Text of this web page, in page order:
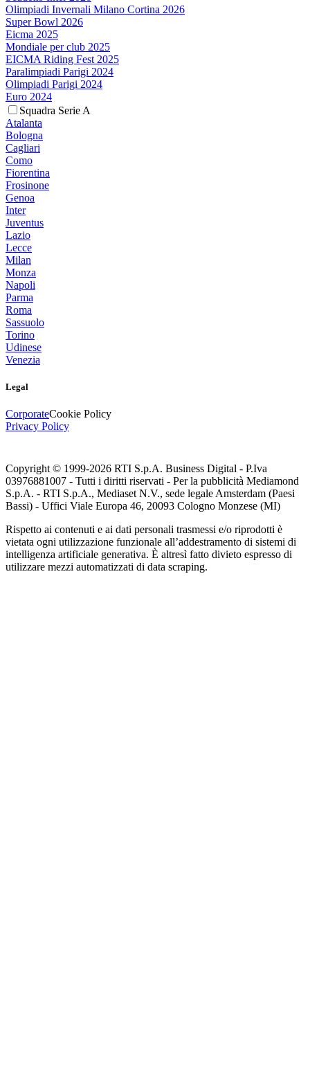
Olimpiadi Invernali Milano Cortina 2026
Super Bowl 2026
Eicma 2025
Mondiale per club 2025
EICMA Riding Fest 2025
Paralimpiadi Parigi 2024
Olimpiadi Parigi 2024
Euro 2024
Squadra Serie A
Atalanta
Bologna
Cagliari
Como
Fiorentina
Frosinone
Genoa
Inter
Juventus
Lazio
Lecce
Milan
Monza
Napoli
Parma
Roma
Sassuolo
Torino
Udinese
Venezia
Legal
CorporateCookie Policy
Privacy Policy
Copyright © 1999-2026 RTI S.p.A. Business Digital - P.Iva
03976881007 - Tutti i diritti riservati - Per la pubblicità Mediamond
S.p.A. - RTI S.p.A., Mediaset N.V., sede legale Amsterdam (Paesi
Bassi) - Uffici Viale Europa 46, 20093 Cologno Monzese (MI)
Rispetto ai contenuti e ai dati personali trasmessi e/o riprodotti è
vietata ogni utilizzazione funzionale all’addestramento di sistemi di
intelligenza artificiale generativa. È altresì fatto divieto espresso di
utilizzare mezzi automatizzati di data scraping.